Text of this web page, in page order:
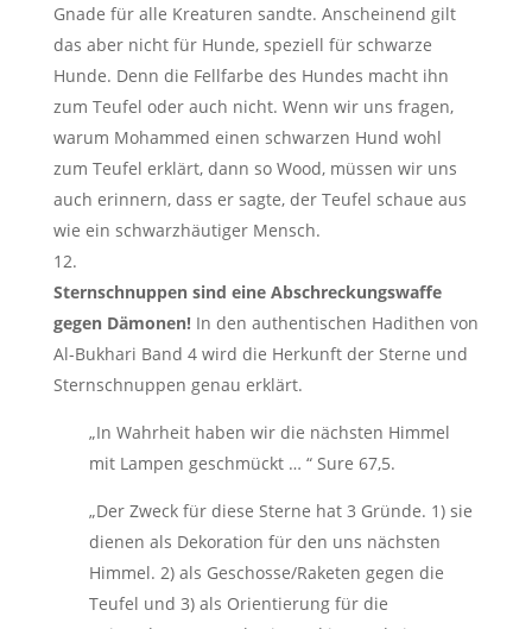
Gnade für alle Kreaturen sandte. Anscheinend gilt
das aber nicht für Hunde, speziell für schwarze
Hunde. Denn die Fellfarbe des Hundes macht ihn
zum Teufel oder auch nicht. Wenn wir uns fragen,
warum Mohammed einen schwarzen Hund wohl
zum Teufel erklärt, dann so Wood, müssen wir uns
auch erinnern, dass er sagte, der Teufel schaue aus
wie ein schwarzhäutiger Mensch.
Sternschnuppen sind eine Abschreckungswaffe
gegen Dämonen!In den authentischen Hadithen von
Al-Bukhari Band 4 wird die Herkunft der Sterne und
Sternschnuppen genau erklärt.
„In Wahrheit haben wir die nächsten Himmel
mit Lampen geschmückt … “ Sure 67,5.
„Der Zweck für diese Sterne hat 3 Gründe. 1) sie
dienen als Dekoration für den uns nächsten
Himmel. 2) als Geschosse/Raketen gegen die
Teufel und 3) als Orientierung für die